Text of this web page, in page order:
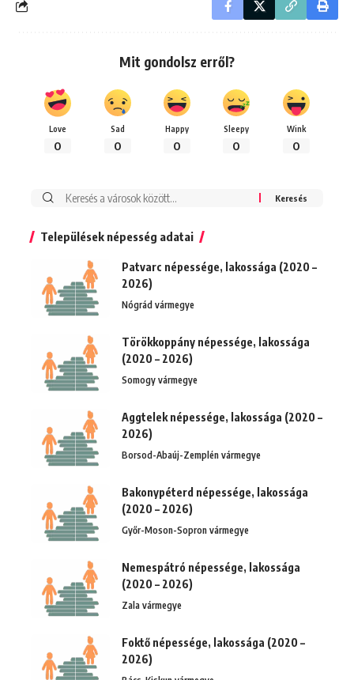
Mit gondolsz erről?
Love
0
Sad
0
Happy
0
Sleepy
0
Wink
0
Keresés:
Települések népesség adatai
Patvarc népessége, lakossága (2020 –
2026)
Nógrád vármegye
Törökkoppány népessége, lakossága
(2020 – 2026)
Somogy vármegye
Aggtelek népessége, lakossága (2020 –
2026)
Borsod-Abaúj-Zemplén vármegye
Bakonypéterd népessége, lakossága
(2020 – 2026)
Győr-Moson-Sopron vármegye
Nemespátró népessége, lakossága
(2020 – 2026)
Zala vármegye
Foktő népessége, lakossága (2020 –
2026)